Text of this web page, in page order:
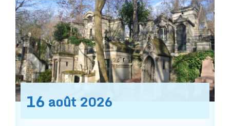
16 août 2026